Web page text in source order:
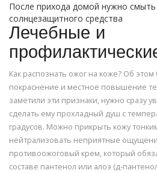
После прихода домой нужно смыть
солнцезащитного средства
Лечебные и
Как распознать ожог на коже? Об этом
покраснение и местное повышение
заметили эти признаки, нужно сразу
сделать ему прохладный душ с
градусов. Можно прикрыть кожу
нейтрализовать неприятные
противоожоговый крем, который
составе пантенол или алоэ (д-